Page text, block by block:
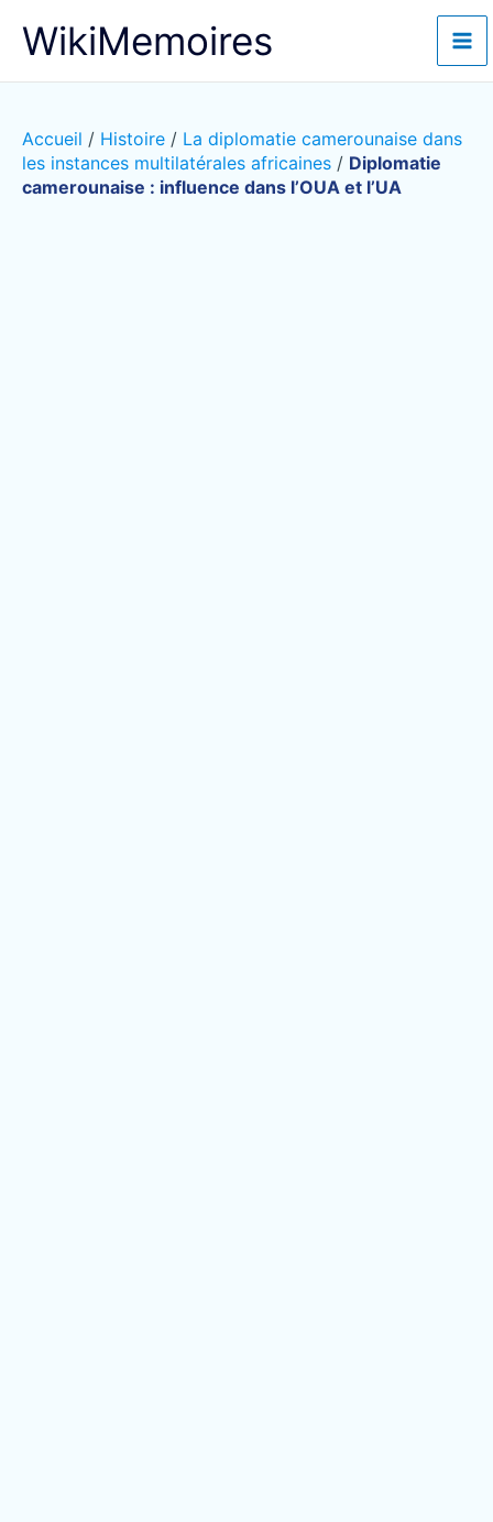
WikiMemoires
Accueil / Histoire / La diplomatie camerounaise dans
les instances multilatérales africaines / Diplomatie
camerounaise : influence dans l’OUA et l’UA